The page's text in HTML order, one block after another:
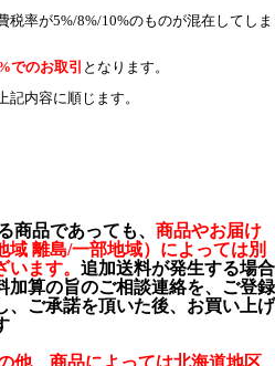
率が5%/8%/10%のものが混在してしま
でのお取引 となります。
内容に順じます。
商品であっても、 商品やお届け
離島/一部地域）によっては別
ます。 追加送料が発生する場合
加算の旨のご相談連絡を、ご登録
、ご承諾を頂いた後、お買い上げ